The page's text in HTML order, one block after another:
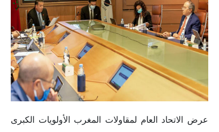
عرض الاتحاد العام لمقاولات المغرب الأولويات الكبرى